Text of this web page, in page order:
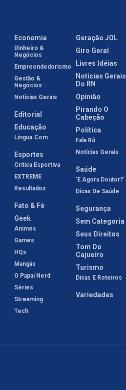
Economia
Dinheiro &
Negócios
Empreendedorismo
Gestão &
Negócios
Notícias Gerais
Editorial
Educação
Língua.com
Esportes
Crítica Esportiva
EXTREME
Resultados
Fato & Fé
Geek
Animes
Games
HQs
Mangás
O Papai Nerd
Séries
Streaming
Tech
Geração JOL
Giro Geral
Livres Idéias
Notícias Gerais
Do RN
Opinião
Pirando O
Cabeção
Política
Fala Rô
Notícias Gerais
Saúde
'E Agora Doutor?'
Dicas De Saúde
Segurança
Sem Categoria
Seus Direitos
Tom Do
Cajueiro
Turismo
Dicas E Roteiros
Variedades